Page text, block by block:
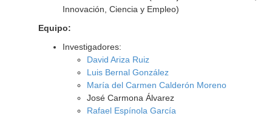
Innovación, Ciencia y Empleo)
Equipo:
Investigadores:
David Ariza Ruiz
Luis Bernal González
María del Carmen Calderón Moreno
José Carmona Álvarez
Rafael Espínola García